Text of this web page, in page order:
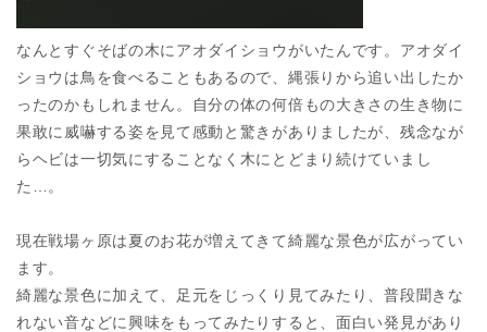
なんとすぐそばの木にアオダイショウがいたんです。アオダイ
ショウは鳥を食べることもあるので、縄張りから追い出したか
ったのかもしれません。自分の体の何倍もの大きさの生き物に
果敢に威嚇する姿を見て感動と驚きがありましたが、残念なが
らヘビは一切気にすることなく木にとどまり続けていまし
た…。
現在戦場ヶ原は夏のお花が増えてきて綺麗な景色が広がってい
ます。
綺麗な景色に加えて、足元をじっくり見てみたり、普段聞きな
れない音などに興味をもってみたりすると、面白い発見があり